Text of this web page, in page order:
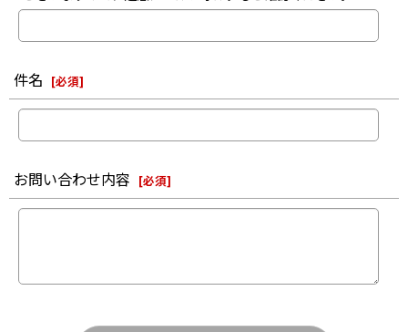
件名 [必須]
お問い合わせ内容 [必須]